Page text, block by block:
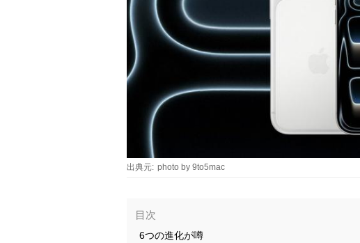
出典元: photo by 9to5mac
目次
6つの進化が噂